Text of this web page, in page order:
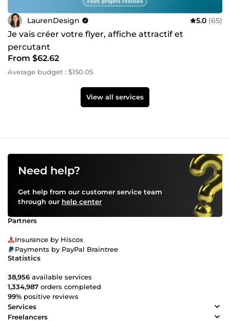
LaurenDesign 5.0 (65)
Je vais créer votre flyer, affiche attractif et
percutant
From $62.62
Average budget : $150.05
View all services
Need help?
Get help from our customer service team
through our help center
Partners
Insurance by Hiscox
Payments by PayPal Braintree
Statistics
38,956 available services
1,334,987 orders completed
99% positive reviews
Services
Freelancers